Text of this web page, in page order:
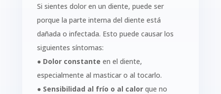
Si sientes dolor en un diente, puede ser
porque la parte interna del diente está
dañada o infectada. Esto puede causar los
siguientes síntomas:
● Dolor constante en el diente,
especialmente al masticar o al tocarlo.
● Sensibilidad al frío o al calorque no